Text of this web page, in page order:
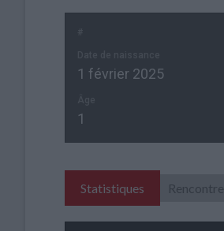
1 février 2025
1
Statistiques Rencontres